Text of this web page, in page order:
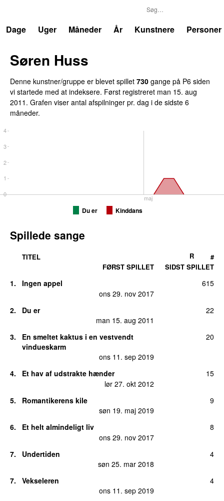
Dage
Uger Måneder År Kunstnere Personer
Søren Huss
Denne kunstner/gruppe er blevet spillet 730 gange på P6 siden
vi startede med at indeksere. Først registreret man 15. aug
2011 . Grafen viser antal afspilninger pr. dag i de sidste 6
måneder.
maj
0
1
2
3
4
Du er Kinddans
Spillede sange
TITEL
FØRST SPILLET
SIDST SPILLET
R #
1.
Ingen appel
ons 29. nov 2017
615
2.
Du er
man 15. aug 2011
22
3.
En smeltet kaktus i en vestvendt
vindueskarm
ons 11. sep 2019
20
4.
Et hav af udstrakte hænder
lør 27. okt 2012
15
5.
Romantikerens kile
søn 19. maj 2019
9
6.
Et helt almindeligt liv
ons 29. nov 2017
8
7.
Undertiden
søn 25. mar 2018
4
7.
Vekseleren
ons 11. sep 2019
4